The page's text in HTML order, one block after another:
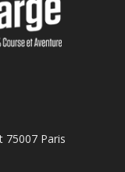
75007 Paris